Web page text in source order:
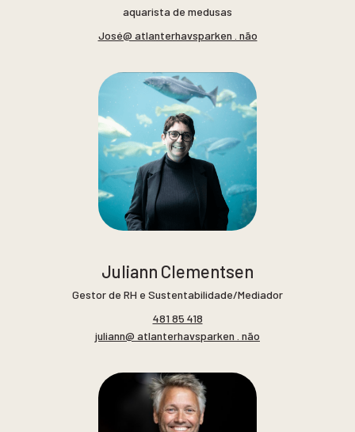
aquarista de medusas
José@ atlanterhavsparken . não
Juliann Clementsen
Gestor de RH e Sustentabilidade/Mediador
481 85 418
juliann@ atlanterhavsparken . não